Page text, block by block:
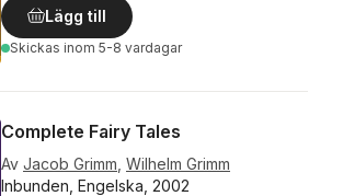
Lägg till
Skickas inom 5-8 vardagar
Complete Fairy Tales
Av Jacob Grimm Wilhelm Grimm
Inbunden, Engelska, 2002